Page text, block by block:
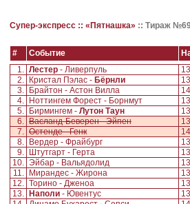
Супер-экспресс :: «Пятнашка» :: Тираж
# Событие
1. Лестер - Ливерпуль
2.
Кристал Пэлас - Бёрнли
3.
Брайтон - Астон Вилла
4.
Ноттингем Форест - Борнмут
5.
Бирмингем - Лутон Таун
6. Васланд-Беверен - Эйпен
7. Остенде - Генк
8.
Вердер - Фрайбург
9.
Штутгарт - Герта
10. Эйбар - Вальядолид
11.
Мирандес - Жирона
12. Торино - Дженоа
13.
Наполи - Ювентус